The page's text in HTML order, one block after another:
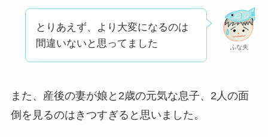
ふな夫
とりあえず、より大変になるのは
間違いないと思ってました
また、産後の妻が娘と2歳の元気な息子、2人の面
倒を見るのはきつすぎると思いました。